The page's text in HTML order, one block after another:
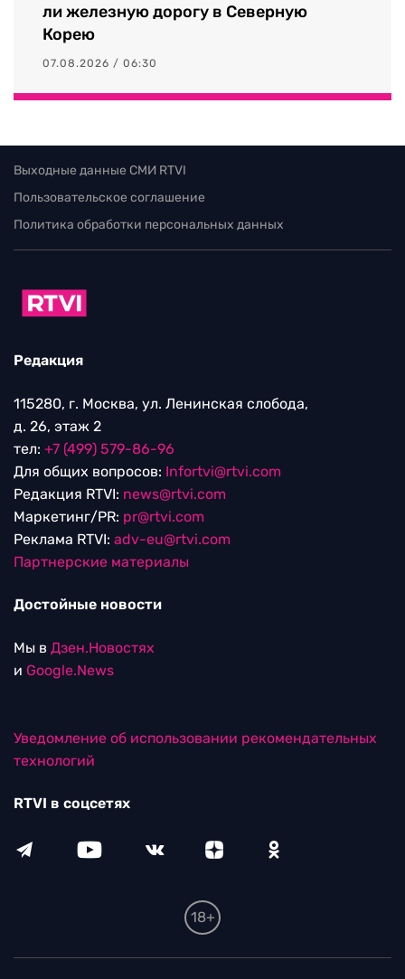
ли железную дорогу в Северную
Корею
07.08.2026 / 06:30
Выходные данные СМИ RTVI
Пользовательское соглашение
Политика обработки персональных данных
Редакция
115280, г. Москва, ул. Ленинская слобода,
д. 26, этаж 2
тел: +7 (499) 579-86-96
Для общих вопросов: Infortvi@rtvi.com
Редакция RTVI: news@rtvi.com
Маркетинг/PR: pr@rtvi.com
Реклама RTVI: adv-eu@rtvi.com
Партнерские материалы
Достойные новости
Мы в Дзен.Новостях
и Google.News
Уведомление об использовании рекомендательных
технологий
RTVI в соцсетях
18+